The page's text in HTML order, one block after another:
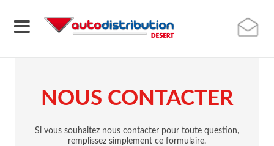
NOUS CONTACTER
Si vous souhaitez nous contacter pour toute question,
remplissez simplement ce formulaire.